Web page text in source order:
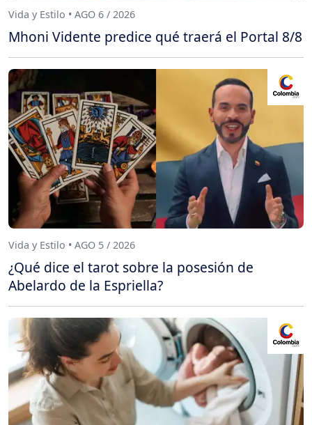
Vida y Estilo • AGO 6 / 2026
Mhoni Vidente predice qué traerá el Portal 8/8
Vida y Estilo • AGO 5 / 2026
¿Qué dice el tarot sobre la posesión de
Abelardo de la Espriella?